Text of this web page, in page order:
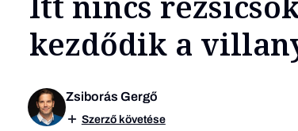
kezdődik a
Zsiborás Gergő
Szerző követése